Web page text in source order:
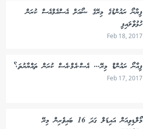
ޕިޔާނޯ ރައުންޑުގެ މިރޭގެ ޝޯއަށް އެސްއެމްއެސް ކުރަން
ހުޅުވާލައިފި
Feb 18, 2017
ޕިއާނޯ ރައުންޑް މިރޭ... އެސް.އެމް.އެސް ކުރަން ތައްޔާރުތަ؟
Feb 17, 2017
މޯލްޑިވިއަން އައިޑަލް ގަދަ 16 ބައިވެރިން މިރޭ